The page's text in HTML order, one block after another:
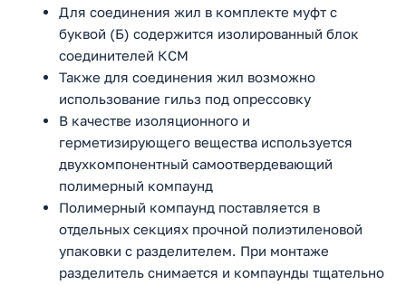
Для соединения жил в комплекте муфт с
буквой (Б) содержится изолированный блок
соединителей КСМ
Также для соединения жил возможно
использование гильз под опрессовку
В качестве изоляционного и
герметизирующего вещества используется
двухкомпонентный самоотвердевающий
полимерный компаунд
Полимерный компаунд поставляется в
отдельных секциях прочной полиэтиленовой
упаковки с разделителем. При монтаже
разделитель снимается и компаунды тщательно